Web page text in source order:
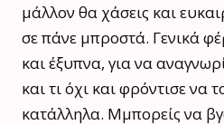
μάλλον θα χάσεις και
σε πάνε μπροστά. Γενικά
και έξυπνα, για να
και τι όχι και φρόντισε να
κατάλληλα. Μμπορείς να